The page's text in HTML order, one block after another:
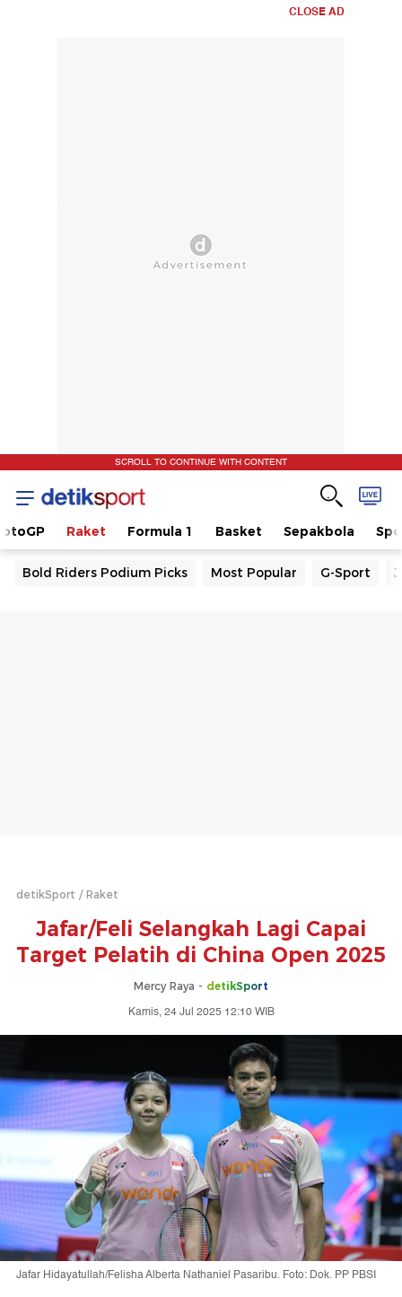
CLOSE AD
SCROLL TO CONTINUE WITH CONTENT
Raket Formula 1 Basket Sepakbola
Bold Riders Podium Picks Most Popular G-Sport
detikSport Raket
Jafar/Feli Selangkah Lagi Capai
Target Pelatih di China Open 2025
Mercy Raya - detikSport
Kamis, 24 Jul 2025 12:10 WIB
Jafar Hidayatullah/Felisha Alberta Nathaniel Pasaribu. Foto: Dok. PP PBSI